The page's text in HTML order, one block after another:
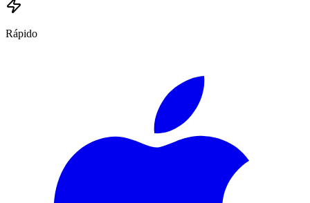
Rápido